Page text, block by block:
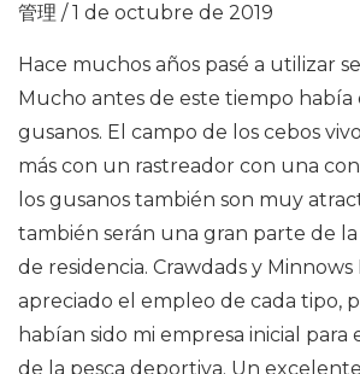
管理 / 1 de octubre de 2019
Hace muchos años pasé a utilizar
Mucho antes de este tiempo había
gusanos. El campo de los cebos
más con un rastreador con una
los gusanos también son muy
también serán una gran parte de
de residencia. Crawdads y
apreciado el empleo de cada tipo,
habían sido mi empresa inicial
de la pesca deportiva. Un